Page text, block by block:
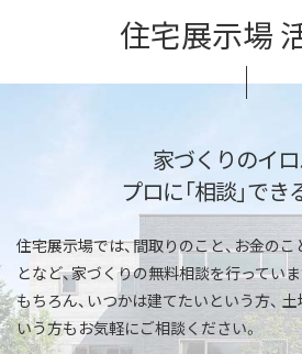
住宅展示場
家づくりのイ
プロに「相談」でき
住宅展示場では、間取りのこと、お金のこ
となど、家づくりの無料相談を行っていま
もちろん、いつかは建てたいという方、 土
いう方もお気軽にご相談ください。